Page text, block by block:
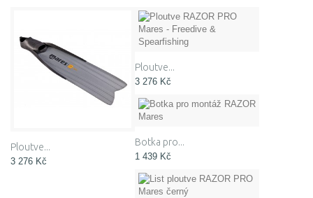
Ploutve...
3 276 Kč
Ploutve...
3 276 Kč
Botka pro...
1 439 Kč